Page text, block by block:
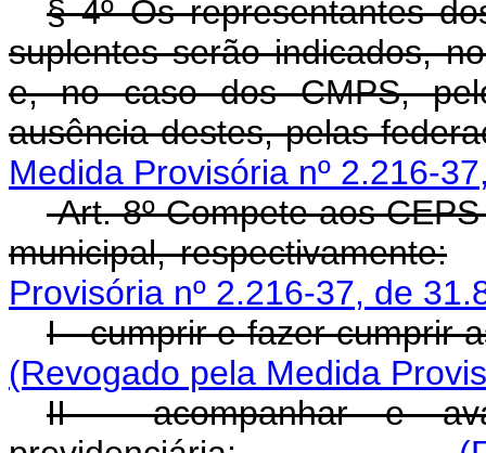
§ 4º Os representantes
suplentes serão indicados,
e, no caso dos CMPS,
ausência destes, pelas
Medida Provisória nº 2.216-
Art. 8º Compete aos
municipal, respectivamente:
Provisória nº 2.216-37, de
I - cumprir e fazer cumprir
(Revogado pela Medida
II - acompanhar e